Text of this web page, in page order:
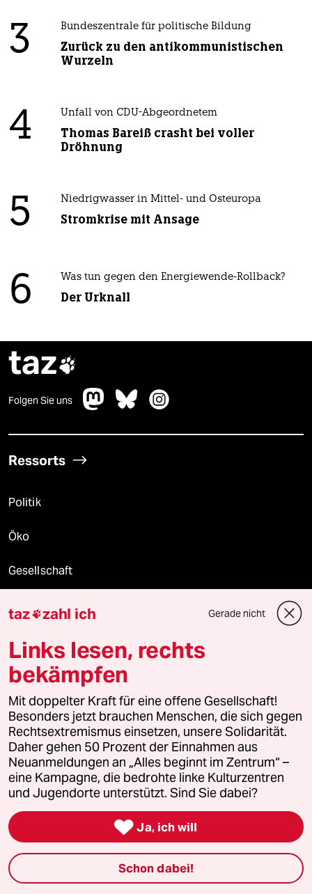
3 Bundeszentrale für politische Bildung
Zurück zu den antikommunistischen
Wurzeln
4 Unfall von CDU-Abgeordnetem
Thomas Bareiß crasht bei voller
Dröhnung
5 Niedrigwasser in Mittel- und Osteuropa
Stromkrise mit Ansage
6 Was tun gegen den Energiewende-Rollback?
Der Urknall
taz
Folgen Sie uns
Ressorts
Politik
Öko
Gesellschaft
Sport
Berlin
Nord
Wahrheit
Themen
Hitze
Surfen
taz zahl ich Gerade nicht
Links lesen, rechts
bekämpfen
Mit doppelter Kraft für eine offene Gesellschaft!
Besonders jetzt brauchen Menschen, die sich gegen
Rechtsextremismus einsetzen, unsere Solidarität.
Daher gehen 50 Prozent der Einnahmen aus
Neuanmeldungen an „Alles beginnt im Zentrum“ –
eine Kampagne, die bedrohte linke Kulturzentren
und Jugendorte unterstützt. Sind Sie dabei?
 Ja, ich will
Schon dabei!